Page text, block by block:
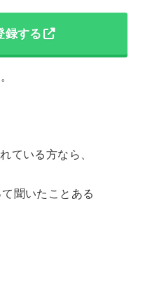
録する
ている方なら、
て聞いたことある